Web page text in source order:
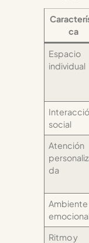
ca
Espacio
individual
social
Atención
da
Ambiente
Ritmo y